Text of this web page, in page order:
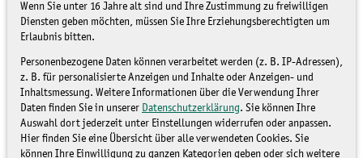
Wenn Sie unter 16 Jahre alt sind und Ihre Zustimmung zu freiwilligen
Diensten geben möchten, müssen Sie Ihre Erziehungsberechtigten um
Erlaubnis bitten.
Personenbezogene Daten können verarbeitet werden (z. B. IP-Adressen),
z. B. für personalisierte Anzeigen und Inhalte oder Anzeigen- und
Inhaltsmessung. Weitere Informationen über die Verwendung Ihrer
Daten finden Sie in unserer Datenschutzerklärung. Sie können Ihre
Auswahl dort jederzeit unter Einstellungen widerrufen oder anpassen.
Hier finden Sie eine Übersicht über alle verwendeten Cookies. Sie
können Ihre Einwilligung zu ganzen Kategorien geben oder sich weitere
Service » Presse und Medien
» Pressemitteilungen
Naturschutzgebiete in
Sachsen - Tafelsilber der
Natur